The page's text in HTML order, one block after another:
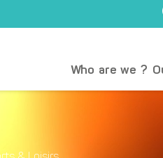
Who are we ?